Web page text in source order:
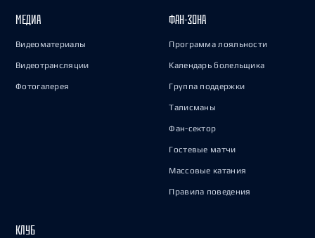
МЕДИА
Видеоматериалы
Видеотрансляции
Фотогалерея
ФАН-ЗОНА
Программа лояльности
Календарь болельщика
Группа поддержки
Талисманы
Фан-сектор
Гостевые матчи
Массовые катания
Правила поведения
КЛУБ